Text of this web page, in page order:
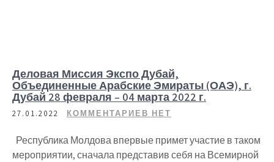
Деловая Миссия Экспо Дубай,
Объединенные Арабские Эмираты (ОАЭ), г.
Дубай 28 февраля – 04 марта 2022 г.
27.01.2022 КОММЕНТАРИЕВ НЕТ
Республика Молдова впервые примет участие в таком
мероприятии, сначала представив себя на Всемирной